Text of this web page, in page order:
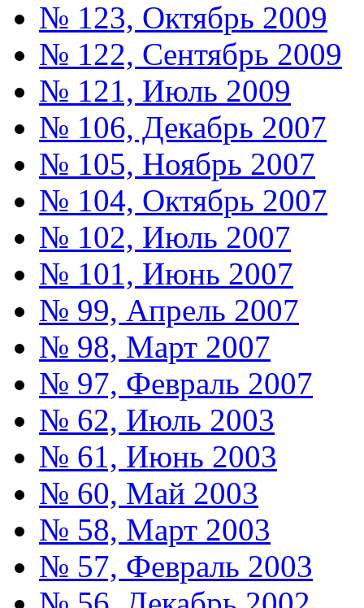
№ 123, Октябрь 2009
№ 122, Сентябрь 2009
№ 121, Июль 2009
№ 106, Декабрь 2007
№ 105, Ноябрь 2007
№ 104, Октябрь 2007
№ 102, Июль 2007
№ 101, Июнь 2007
№ 99, Апрель 2007
№ 98, Март 2007
№ 97, Февраль 2007
№ 62, Июль 2003
№ 61, Июнь 2003
№ 60, Май 2003
№ 58, Март 2003
№ 57, Февраль 2003